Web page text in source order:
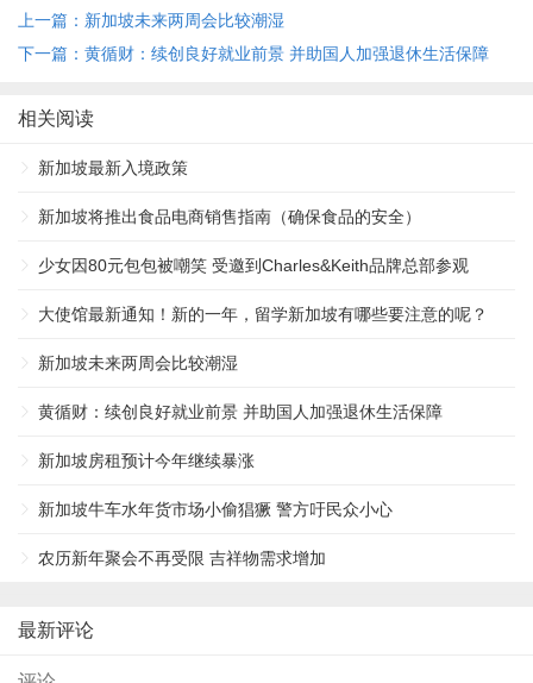
上一篇：新加坡未来两周会比较潮湿
下一篇：黄循财：续创良好就业前景 并助国人加强退休生活保障
相关阅读
新加坡最新入境政策
新加坡将推出食品电商销售指南（确保食品的安全）
少女因80元包包被嘲笑 受邀到Charles&Keith品牌总部参观
大使馆最新通知！新的一年，留学新加坡有哪些要注意的呢？
新加坡未来两周会比较潮湿
黄循财：续创良好就业前景 并助国人加强退休生活保障
新加坡房租预计今年继续暴涨
新加坡牛车水年货市场小偷猖獗 警方吁民众小心
农历新年聚会不再受限 吉祥物需求增加
最新评论